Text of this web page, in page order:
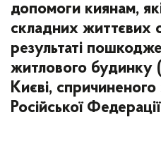
допомоги киянам,
складних життєвих
результаті
житлового будинку
Києві,
Російської